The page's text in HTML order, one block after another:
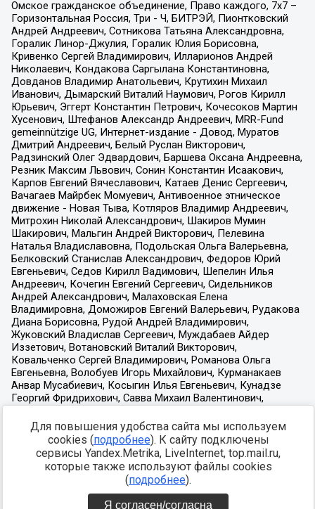
Для повышения удобства сайта мы используем
cookies (подробнее). К сайту подключены
сервисы Yandex.Metrika, LiveInternet, top.mail.ru,
которые также используют файлы cookies
(подробнее).
Я согласен/согласна